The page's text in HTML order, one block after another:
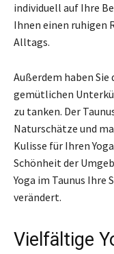
individuell auf Ihre
Ihnen einen ruhigen
Alltags.
Außerdem haben
gemütlichen
zu tanken. Der
Naturschätze und
Kulisse für Ihren
Schönheit der
Yoga im Taunus Ihre
verändert.
Vielfältige